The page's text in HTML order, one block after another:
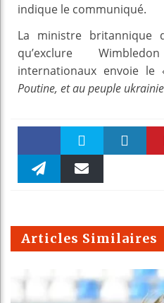
indique le communiqué.
La ministre britannique
qu’exclure
internationaux envoie
Poutine, et au peuple
Faceboo Twitter
m
Articles Similaires